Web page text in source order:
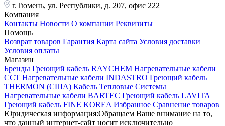
г.Тюмень, ул. Республики, д. 207, офис 222
Компания
Контакты Новости О компании Реквизиты
Помощь
Возврат товаров Гарантия Карта сайта Условия доставки
Условия оплаты
Магазин
Бренды Греющий кабель RAYCHEM Нагревательные кабели
ССТ Нагревательные кабели INDASTRO Греющий кабель
THERMON (США) Кабель Тепловые Системы
Нагревательные кабели BARTEC Греющий кабель LAVITA
Греющий кабель FINE KOREA Избранное Сравнение товаров
Юридическая информация:Обращаем Ваше внимание на то,
что данный интернет-сайт носит исключительно